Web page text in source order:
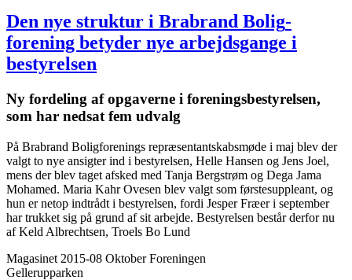
Den nye struktur i Brabrand Bolig­
forening betyder nye arbejdsgange i
bestyrelsen
Ny fordeling af opgaverne i forenings­bestyrelsen,
som har nedsat fem udvalg
På Brabrand Boligforenings repræsentantskabsmøde i maj blev der
valgt to nye ansigter ind i bestyrelsen, Helle Hansen og Jens Joel,
mens der blev taget afsked med Tanja Bergstrøm og Dega Jama
Mohamed. Maria Kahr Ovesen blev valgt som førstesuppleant, og
hun er netop indtrådt i bestyrelsen, fordi Jesper Fræer i september
har trukket sig på grund af sit arbejde. Bestyrelsen består derfor nu
af Keld Albrechtsen, Troels Bo Lund
Magasinet 2015-08 Oktober Foreningen
Gellerupparken